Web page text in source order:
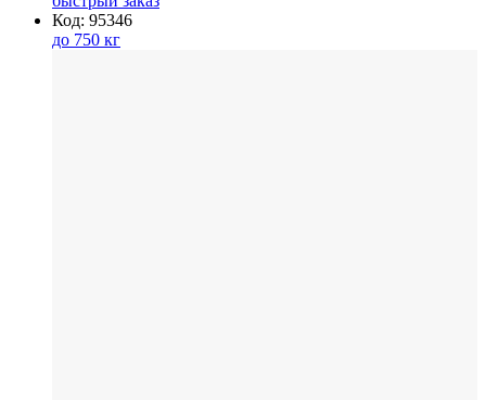
Код: 95346
до 750 кг